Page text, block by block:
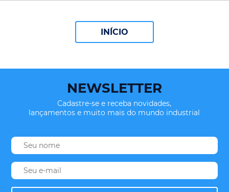
INÍCIO
NEWSLETTER
Cadastre-se e receba novidades,
lançamentos e muito mais do mundo industrial